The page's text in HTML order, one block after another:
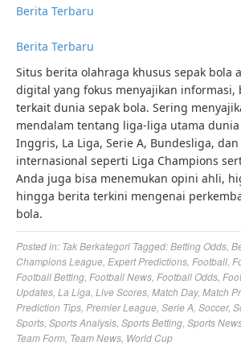
Berita Terbaru
Berita Terbaru
Situs berita olahraga khusus sepak bola
digital yang fokus menyajikan informasi,
terkait dunia sepak bola. Sering
mendalam tentang liga-liga utama
Inggris, La Liga, Serie A, Bundesliga,
internasional seperti Liga Champions
Anda juga bisa menemukan opini ahli,
hingga berita terkini mengenai
bola.
Posted in: Tak Berkategori Tagged:Betting Odds
Champions League Expert Predictions Football
Football Betting Football News Football Odds
Updates La Liga Live Scores Match Day, Match
Prediction Tips Premier League Serie A Soccer,
Sports Sports Analysis Sports Betting Sports
Team Form Team News World Cup